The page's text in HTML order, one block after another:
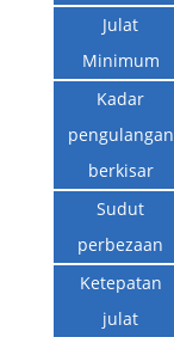
Julat
Minimum
Kadar
pengulangan
berkisar
Sudut
perbezaan
Ketepatan
julat